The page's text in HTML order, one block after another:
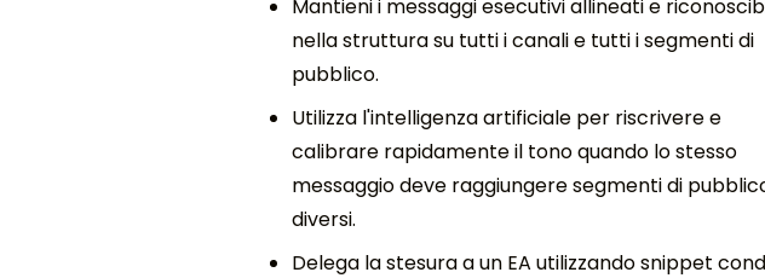
Mantieni i messaggi esecutivi allineati e
nella struttura su tutti i canali e tutti i segmenti di
pubblico.
Utilizza l'intelligenza artificiale per riscrivere e
calibrare rapidamente il tono quando lo stesso
messaggio deve raggiungere segmenti di
diversi.
Delega la stesura a un EA utilizzando snippet